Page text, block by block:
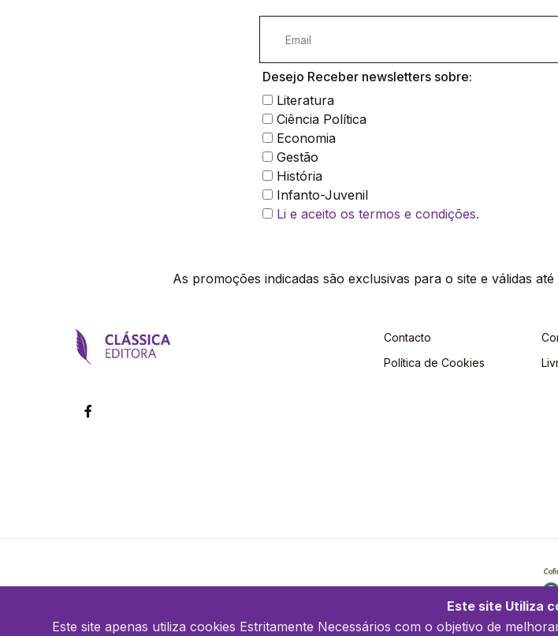
Este site Utiliza
Este site apenas utiliza cookies Estritamente Necessários com o objetivo de
Desejo Receber newsletters sobre:
Literatura
Ciência Política
Economia
Gestão
História
Infanto-Juvenil
Li e aceito os termos e condições.
As promoções indicadas são exclusivas para o site e válidas
Contacto
Política de Cookies